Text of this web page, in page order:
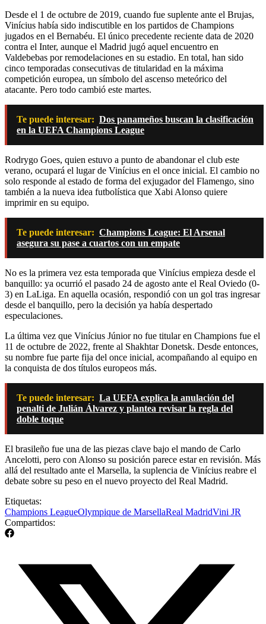
Desde el 1 de octubre de 2019, cuando fue suplente ante el Brujas,
Vinícius había sido indiscutible en los partidos de Champions
jugados en el Bernabéu. El único precedente reciente data de 2020
contra el Inter, aunque el Madrid jugó aquel encuentro en
Valdebebas por remodelaciones en su estadio. En total, han sido
cinco temporadas consecutivas de titularidad en la máxima
competición europea, un símbolo del ascenso meteórico del
atacante. Pero todo cambió este martes.
Te puede interesar: Dos panameños buscan la clasificación
en la UEFA Champions League
Rodrygo Goes, quien estuvo a punto de abandonar el club este
verano, ocupará el lugar de Vinícius en el once inicial. El cambio no
solo responde al estado de forma del exjugador del Flamengo, sino
también a la nueva idea futbolística que Xabi Alonso quiere
imprimir en su equipo.
Te puede interesar: Champions League: El Arsenal
asegura su pase a cuartos con un empate
No es la primera vez esta temporada que Vinícius empieza desde el
banquillo: ya ocurrió el pasado 24 de agosto ante el Real Oviedo (0-
3) en LaLiga. En aquella ocasión, respondió con un gol tras ingresar
desde el banquillo, pero la decisión ya había despertado
especulaciones.
La última vez que Vinícius Júnior no fue titular en Champions fue el
11 de octubre de 2022, frente al Shakhtar Donetsk. Desde entonces,
su nombre fue parte fija del once inicial, acompañando al equipo en
la conquista de dos títulos europeos más.
Te puede interesar: La UEFA explica la anulación del
penalti de Julián Álvarez y plantea revisar la regla del
doble toque
El brasileño fue una de las piezas clave bajo el mando de Carlo
Ancelotti, pero con Alonso su posición parece estar en revisión. Más
allá del resultado ante el Marsella, la suplencia de Vinícius reabre el
debate sobre su peso en el nuevo proyecto del Real Madrid.
Etiquetas:
Champions LeagueOlympique de MarsellaReal MadridVini JR
Compartidos: